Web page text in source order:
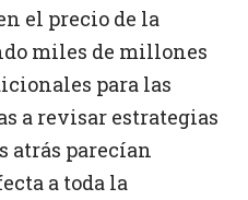
el precio de la
miles de millones
para las
a revisar estrategias
atrás parecían
a toda la